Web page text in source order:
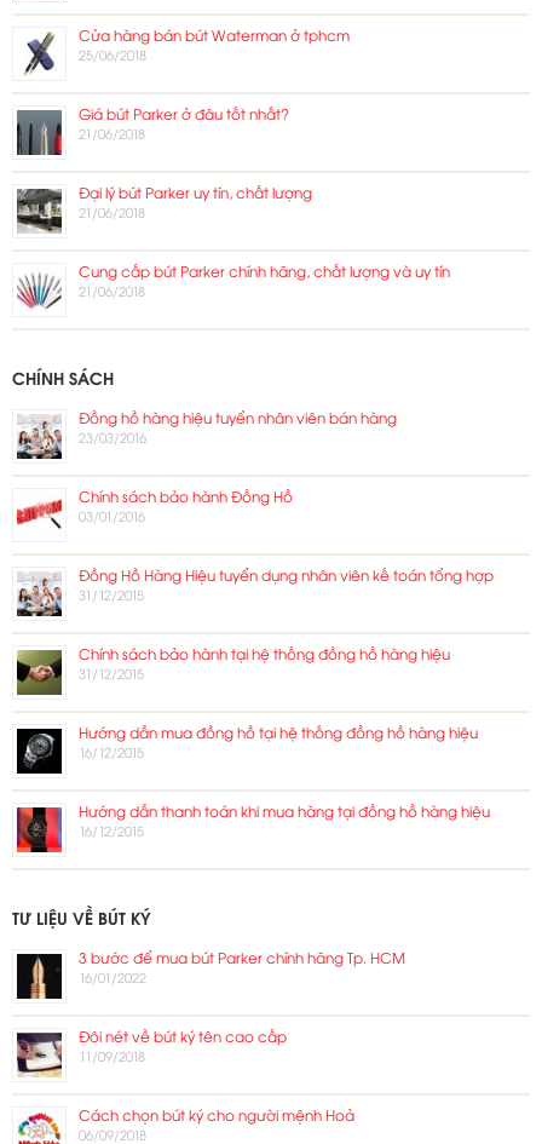
Cửa hàng bán bút Waterman ở tphcm
25/06/2018
Giá bút Parker ở đâu tốt nhất?
21/06/2018
Đại lý bút Parker uy tín, chất lượng
21/06/2018
Cung cấp bút Parker chính hãng, chất lượng và uy tín
21/06/2018
CHÍNH SÁCH
Đồng hồ hàng hiệu tuyển nhân viên bán hàng
23/03/2016
Chính sách bảo hành Đồng Hồ
03/01/2016
Đồng Hồ Hàng Hiệu tuyển dụng nhân viên kế toán tổng hợp
31/12/2015
Chính sách bảo hành tại hệ thống đồng hồ hàng hiệu
31/12/2015
Hướng dẫn mua đồng hồ tại hệ thống đồng hồ hàng hiệu
16/12/2015
Hướng dẫn thanh toán khi mua hàng tại đồng hồ hàng hiệu
16/12/2015
TƯ LIỆU VỀ BÚT KÝ
3 bước để mua bút Parker chính hãng Tp. HCM
16/01/2022
Đôi nét về bút ký tên cao cấp
11/09/2018
Cách chọn bút ký cho người mệnh Hoả
06/09/2018